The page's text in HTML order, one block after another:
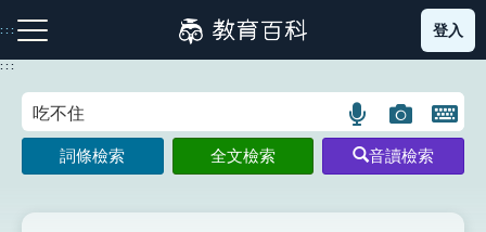
到
主
:::
注音索引圖示 筆畫索引圖示 部首索引表圖示
登入
:::
語
言
搜
圖
片
搜
開
鍵
圖
詞條檢索 全文檢索 音讀檢索